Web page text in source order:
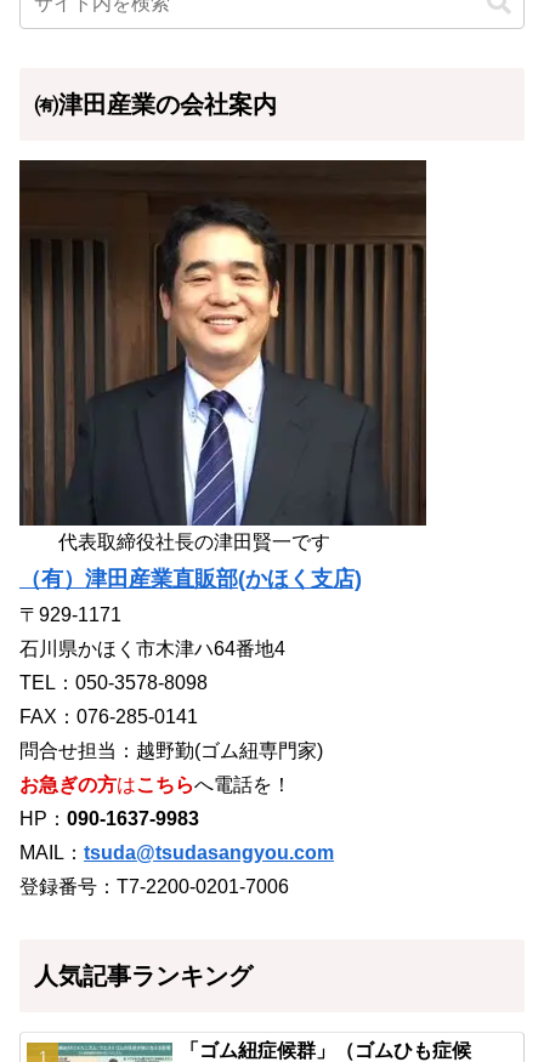
㈲津田産業の会社案内
代表取締役社長の津田賢一です
（有）津田産業直販部(かほく支店)
〒929-1171
石川県かほく市木津ハ64番地4
TEL：050-3578-8098
FAX：076-285-0141
問合せ担当：越野勤(ゴム紐専門家)
お急ぎの方はこちらへ電話を！
HP： 090-1637-9983
MAIL： tsuda@tsudasangyou.com
登録番号：T7-2200-0201-7006
人気記事ランキング
「ゴム紐症候群」（ゴムひも症候